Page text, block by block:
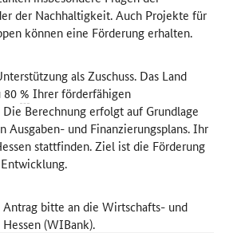
der Nachhaltigkeit. Auch Projekte für
können eine Förderung erhalten.
als Zuschuss. Das Land
80% Ihrer förderfähigen
Die Berechnung erfolgt auf Grundlage
Ausgaben- und Finanzierungsplans. Ihr
stattfinden. Ziel ist die Förderung
bitte an die Wirtschafts- und
(WIBank).